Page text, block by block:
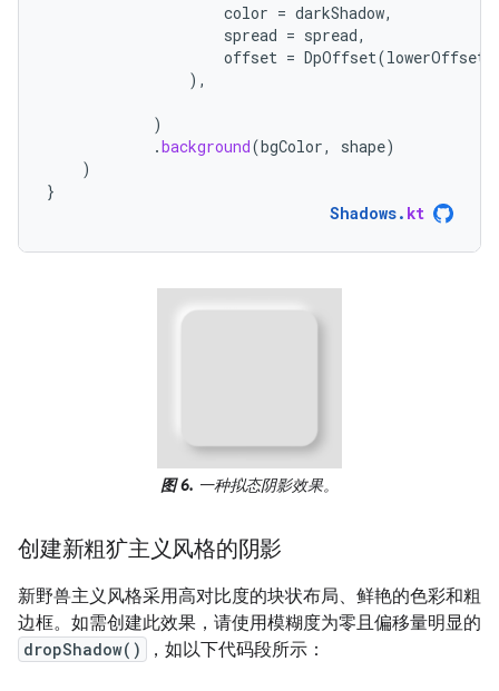
color = darkShadow,
spread = spread,
offset = DpOffset(lowerOffset
),
)
.background(bgColor, shape)
)
}
Shadows. kt
图 6. 一种拟态阴影效果。
创建新粗犷主义风格的阴影
新野兽主义风格采用高对比度的块状布局、鲜艳的色彩和粗
边框。如需创建此效果，请使用模糊度为零且偏移量明显的
dropShadow() ，如以下代码段所示：